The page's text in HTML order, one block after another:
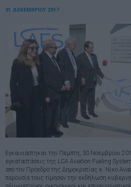
01 ΔΕΚΕΜΒΡΊΟΥ 2017
Εγκαινιάστηκαν την Πέμπτη, 30 Νοεμβρίου
εγκαταστάσεις της LCA Aviation Fueling
από τον Πρόεδρο της Δημοκρατίας κ. Νίκο
παρουσία τους τίμησαν την εκδήλωση